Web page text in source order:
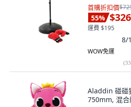
首購折扣價
55% $326
運費 $195
8/
WOW免運
(
Aladdin 碰碰
750mm, 混合